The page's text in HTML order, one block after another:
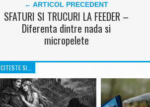
← ARTICOL PRECEDENT
SFATURI SI TRUCURI LA FEEDER –
Diferenta dintre nada si
micropelete
CITESTE SI...